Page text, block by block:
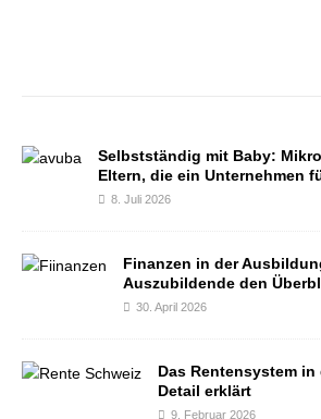
Selbstständig mit Baby:
Eltern, die ein Unternehmen
8. Juli 2026
Finanzen in der
Auszubildende den
30. April 2026
Das Rentensystem in
Detail erklärt
9. Februar 2026